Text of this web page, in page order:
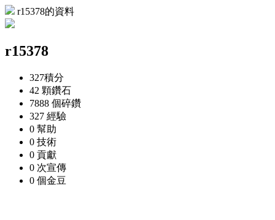
r15378的資料
r15378
327積分
42 顆鑽石
7888 個碎鑽
327 經驗
0 幫助
0 技術
0 貢獻
0 次宣傳
0 個金豆